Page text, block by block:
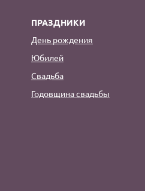
ПРАЗДНИКИ
День рождения
Юбилей
Свадьба
Годовщина свадьбы